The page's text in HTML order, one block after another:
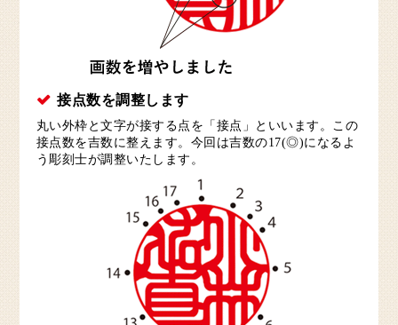
接点数を調整します
丸い外枠と文字が接する点を「接点」といいます。この
接点数を吉数に整えます。今回は吉数の17(◎)になるよ
う彫刻士が調整いたします。